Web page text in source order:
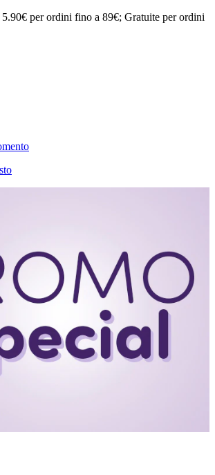
5.90€ perordini fino a 89€; Gratuite perordini